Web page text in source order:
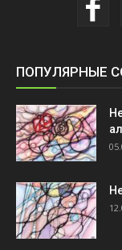
ПОПУЛЯРНЫЕ